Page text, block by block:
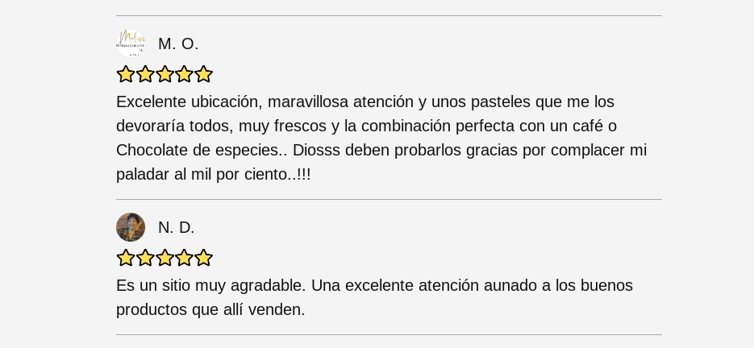
M. O.
Excelente ubicación, maravillosa atención y unos pasteles que me los
devoraría todos, muy frescos y la combinación perfecta con un café o
Chocolate de especies.. Diosss deben probarlos gracias por complacer mi
paladar al mil por ciento..!!!
N. D.
Es un sitio muy agradable. Una excelente atención aunado a los buenos
productos que allí venden.